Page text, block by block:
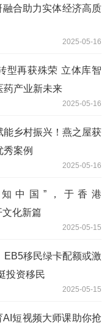
合助力实体经济高质
2025-05-16
型再获殊荣 立体库智
药产业新未来
2025-05-16
能乡村振兴！燕之屋获
秀案例
2025-05-16
中国”，于香港
化新篇
2025-05-15
EB5移民绿卡配额或激
投资移民
2025-05-15
短视频大师课助你抢